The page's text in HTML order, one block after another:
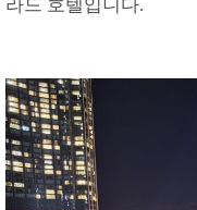
라드 호텔입니다.